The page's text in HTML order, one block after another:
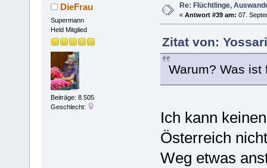
DieFrau
Supermann
Held Mitglied
Beiträge: 8.505
Geschlecht:
Re: Flüchtlinge,
« Antwort #39 am: 07.
Zitat von:
Warum? Was
Ich kann
Österreich
Weg etwas